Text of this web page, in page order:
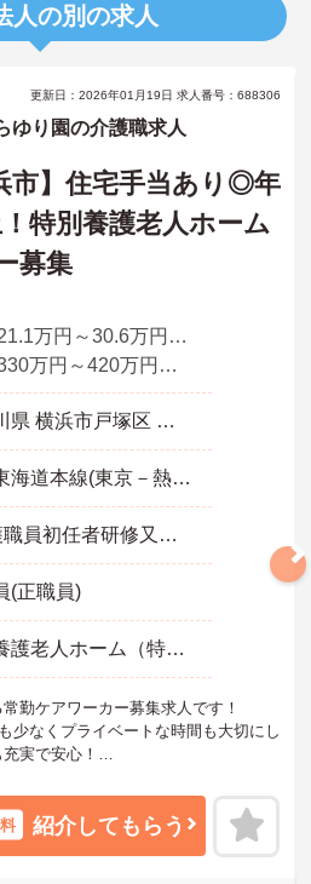
人の別の求人
更新日：2026年01月19日 求人番号：688306
ゆり園の介護職求人
市】住宅手当あり◎年
特別養護老人ホーム
募集
月収 21.1万円～30.6万円程度（夜勤4回分手当含む諸手当込）
年収 330万円～420万円程度（賞与3.5ヵ月の場合）
神奈川県 横浜市戸塚区 汲沢町986
ＪＲ東海道本線(東京－熱海)「戸塚駅」バス・車10分
■介護職員初任者研修又はホームヘルパー2級以上の資格
(正職員)
特別養護老人ホーム（特養）
勤ケアワーカー募集求人です！
少なくプライベートな時間も大切にし
実で安心！
い。
紹介してもらう